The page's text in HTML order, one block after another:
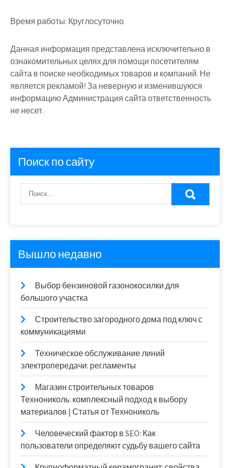
Время работы: Круглосуточно
Данная информация представлена исключительно в
ознакомительных целях для помощи посетителям
сайта в поиске необходимых товаров и компаний. Не
является рекламой! За неверную и изменившуюся
информацию Администрация сайта ответственность
не несет.
Поиск по сайту
Вышло недавно
Выбор бензиновой газонокосилки для
большого участка
Строительство загородного дома под ключ с
коммуникациями
Техническое обслуживание линий
электропередачи: регламенты
Магазин строительных товаров
Технониколь: комплексный подход к выбору
материалов | Статья от Технониколь
Человеческий фактор в SEO: Как
пользователи определяют судьбу вашего сайта